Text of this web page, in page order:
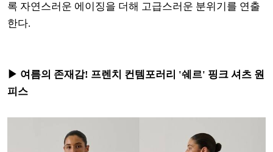
록 자연스러운 에이징을 더해 고급스러운 분위기를 연출
한다.
▶ 여름의 존재감! 프렌치 컨템포러리 '쉐르' 핑크 셔츠 원
피스